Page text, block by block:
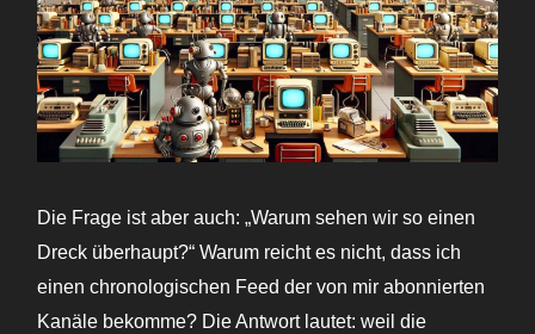
Die Frage ist aber auch: „Warum sehen wir so einen
Dreck überhaupt?“ Warum reicht es nicht, dass ich
einen chronologischen Feed der von mir abonnierten
Kanäle bekomme? Die Antwort lautet: weil die